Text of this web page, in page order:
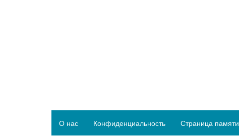
О нас Конфиденциальность Страница памяти